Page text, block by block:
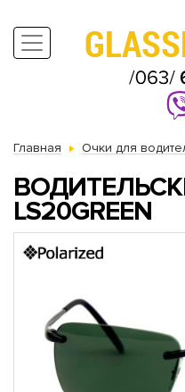
Главная Очки для
LS20GREEN